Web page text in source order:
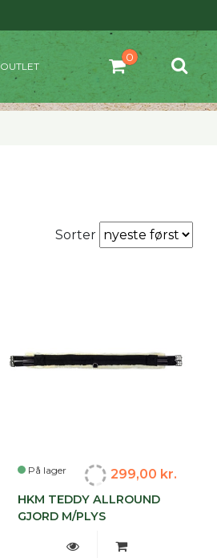
OUTLET
Sorter
På lager 299,00 kr.
HKM TEDDY ALLROUND
GJORD M/PLYS